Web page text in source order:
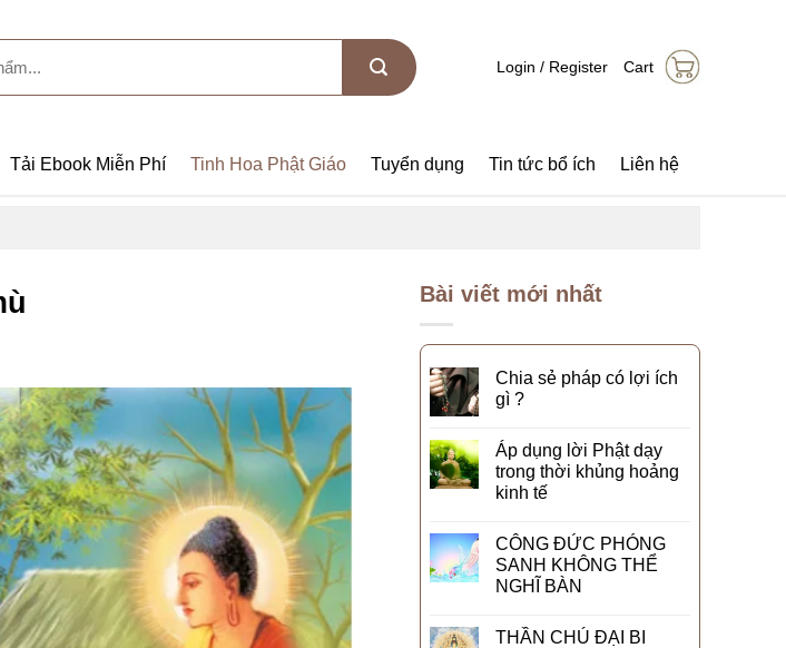
Login / Register Cart
Tải Ebook Miễn Phí Tinh Hoa Phật Giáo Tuyển dụng Tin tức bổ ích Liên hệ
Bài viết mới nhất
Chia sẻ pháp có lợi ích
gì ?
Áp dụng lời Phật dạy
trong thời khủng hoảng
kinh tế
CÔNG ĐỨC PHÓNG
SANH KHÔNG THỂ
NGHĨ BÀN
THẦN CHÚ ĐẠI BI